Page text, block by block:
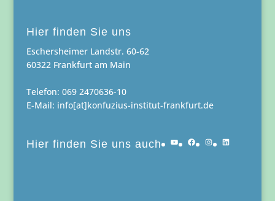
Hier finden Sie uns
Eschersheimer Landstr. 60-62
60322 Frankfurt am Main
Telefon: 069 2470636-10
E-Mail: info[at]konfuzius-institut-frankfurt.de
Hier finden Sie uns auch YouTubeFacebook
Instagram
LinkedIn